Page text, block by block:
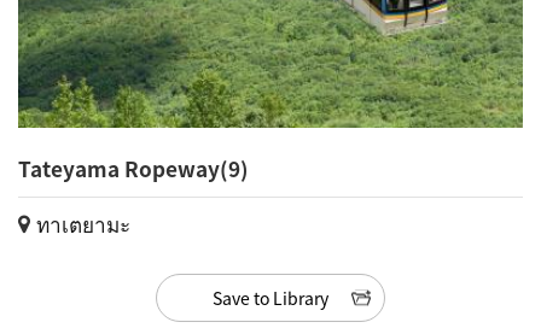
Tateyama Ropeway(9)
ทาเตยามะ
Save to Library